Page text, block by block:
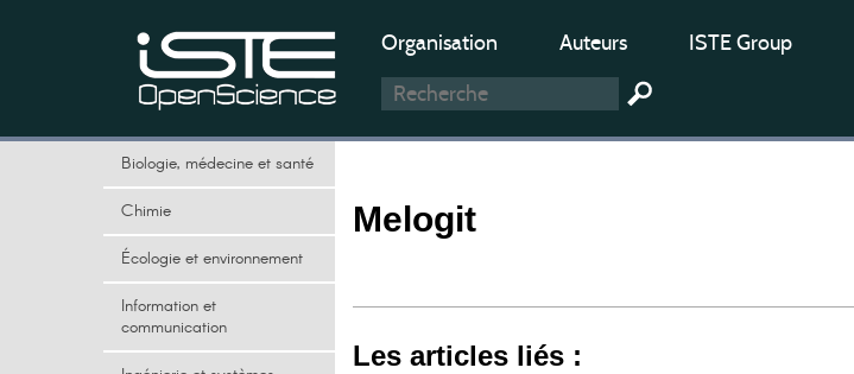
Organisation Auteurs ISTE Group
Biologie, médecine et santé
Chimie
Écologie et environnement
Information et
communication
Melogit
Les articles liés :